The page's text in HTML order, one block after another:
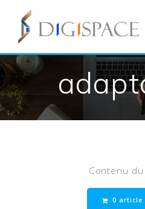
Contenu
0 article